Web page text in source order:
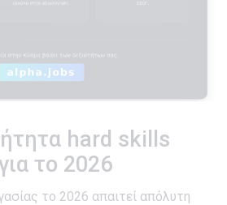
hard skills
το 2026
το 2026 απαιτεί απόλυτη